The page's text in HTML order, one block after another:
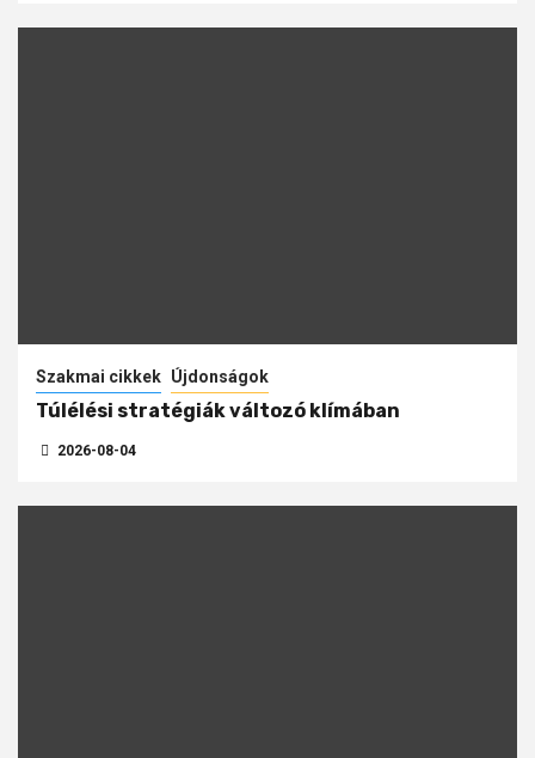
Szakmai cikkek Újdonságok
Túlélési stratégiák változó klímában
2026-08-04